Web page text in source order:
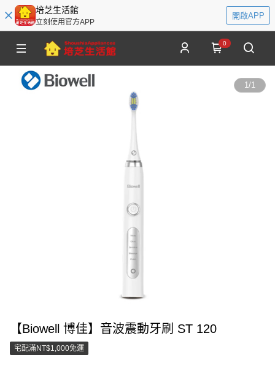
培芝生活館
立刻使用官方APP
開啟APP
0
1/1
【Biowell 博佳】音波震動牙刷 ST 120
宅配滿NT$1,000免運